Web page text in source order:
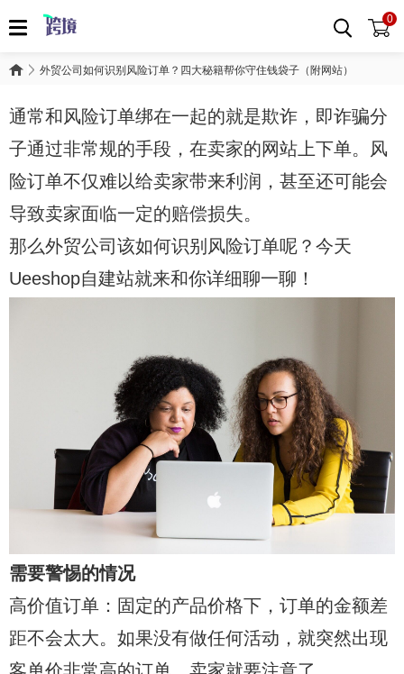
0
外贸公司如何识别风险订单？四大秘籍帮你守住钱袋子（附网站）
通常和风险订单绑在一起的就是欺诈，即诈骗分
子通过非常规的手段，在卖家的网站上下单。风
险订单不仅难以给卖家带来利润，甚至还可能会
导致卖家面临一定的赔偿损失。
那么外贸公司该如何识别风险订单呢？今天
Ueeshop自建站就来和你详细聊一聊！
需要警惕的情况
高价值订单：固定的产品价格下，订单的金额差
距不会太大。如果没有做任何活动，就突然出现